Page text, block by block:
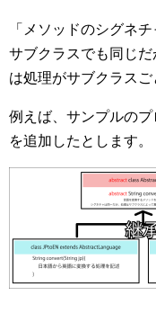
「メソッドのシグネ
サブクラスでも同じ
は処理がサブクラスご
例えば、サンプルの
を追加したとします。